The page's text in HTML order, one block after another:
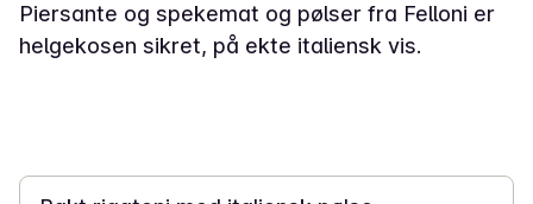
Piersante og spekemat og pølser fra Felloni er
helgekosen sikret, på ekte italiensk vis.